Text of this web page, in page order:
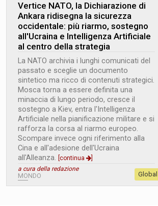
Vertice NATO, la Dichiarazione di
Ankara ridisegna la sicurezza
occidentale: più riarmo, sostegno
all'Ucraina e Intelligenza Artificiale
al centro della strategia
La NATO archivia i lunghi comunicati del
passato e sceglie un documento
sintetico ma ricco di contenuti strategici.
Mosca torna a essere definita una
minaccia di lungo periodo, cresce il
sostegno a Kiev, entra l'Intelligenza
Artificiale nella pianificazione militare e si
rafforza la corsa al riarmo europeo.
Scompare invece ogni riferimento alla
Cina e all'adesione dell'Ucraina
all'Alleanza. [continua
a cura della redazione
MONDO Global